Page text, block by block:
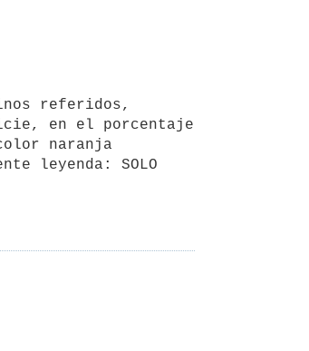
en el porcentaje
naranja
leyenda: SOLO